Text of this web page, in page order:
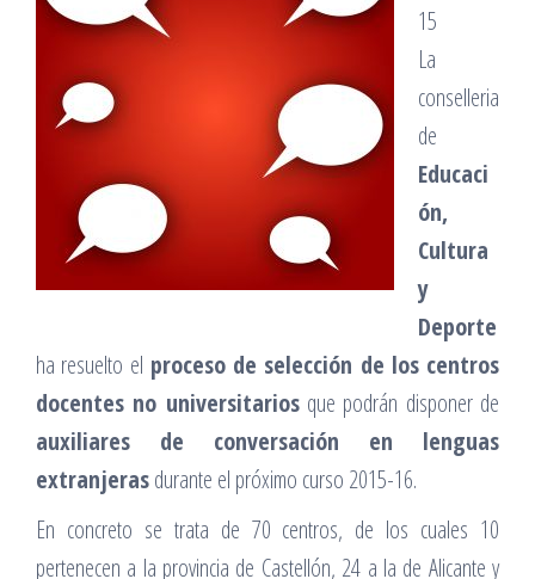
15
La
conselleria
de
Educaci
ón,
Cultura
y
Deporte
ha resuelto el proceso de selección de los centros
docentes no universitariosque podrán disponer de
auxiliares de conversación en lenguas
extranjerasdurante el próximo curso 2015-16.
En concreto se trata de 70 centros, de los cuales 10
pertenecen a la provincia de Castellón, 24 a la de Alicante y